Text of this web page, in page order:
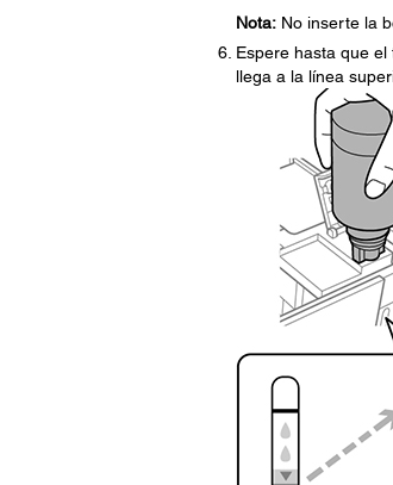
Nota:No inserte la
Espere hasta que
llega a la línea